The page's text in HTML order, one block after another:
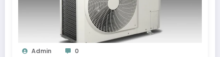
Admin 0